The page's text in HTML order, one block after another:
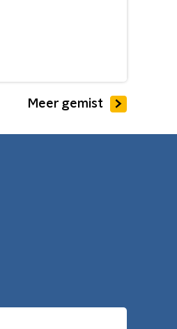
Meer gemist